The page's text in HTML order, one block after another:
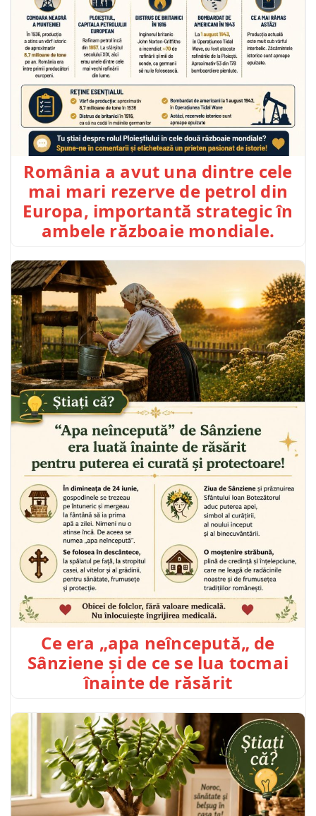
România a avut una dintre cele
mai mari rezerve de petrol din
Europa, importantă strategic în
ambele războaie mondiale.
Ce era „apa neîncepută„ de
Sânziene și de ce se lua tocmai
înainte de răsărit